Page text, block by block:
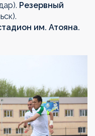
Резервный
им. Атояна.